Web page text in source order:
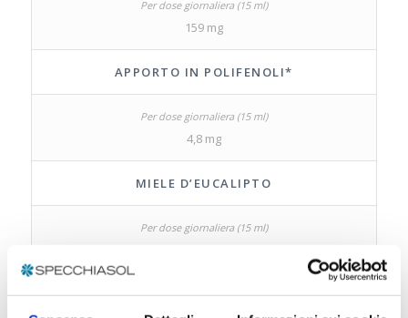
159 mg
APPORTO IN POLIFENOLI*
4,8 mg
MIELE D’EUCALIPTO
MIRTO E.S.